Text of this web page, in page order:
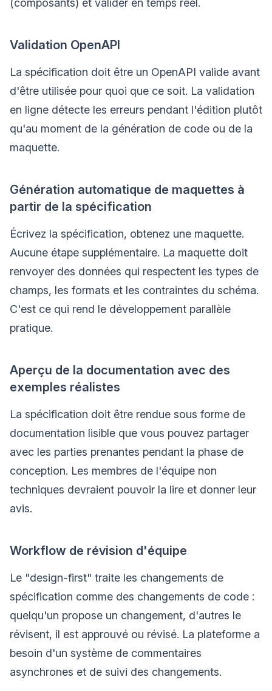
Validation OpenAPI
La spécification doit être un OpenAPI valide avant
d'être utilisée pour quoi que ce soit. La validation
en ligne détecte les erreurs pendant l'édition plutôt
qu'au moment de la génération de code ou de la
maquette.
Génération automatique de maquettes à
partir de la spécification
Écrivez la spécification, obtenez une maquette.
Aucune étape supplémentaire. La maquette doit
renvoyer des données qui respectent les types de
champs, les formats et les contraintes du schéma.
C'est ce qui rend le développement parallèle
pratique.
Aperçu de la documentation avec des
exemples réalistes
La spécification doit être rendue sous forme de
documentation lisible que vous pouvez partager
avec les parties prenantes pendant la phase de
conception. Les membres de l'équipe non
techniques devraient pouvoir la lire et donner leur
avis.
Workflow de révision d'équipe
Le "design-first" traite les changements de
spécification comme des changements de code :
quelqu'un propose un changement, d'autres le
révisent, il est approuvé ou révisé. La plateforme a
besoin d'un système de commentaires
asynchrones et de suivi des changements.